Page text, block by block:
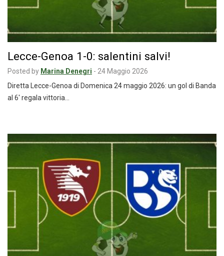
Lecce-Genoa 1-0: salentini salvi!
Posted by Marina Denegri - 24 Maggio 2026
Diretta Lecce-Genoa di Domenica 24 maggio 2026: un gol di Banda
al 6′ regala vittoria…